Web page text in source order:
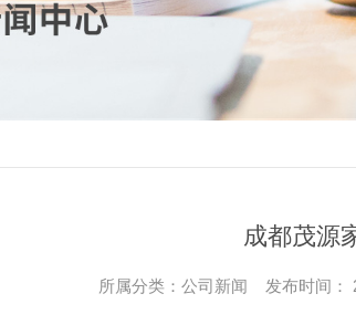
成都茂源
所属分类：公司新闻 发布时间：